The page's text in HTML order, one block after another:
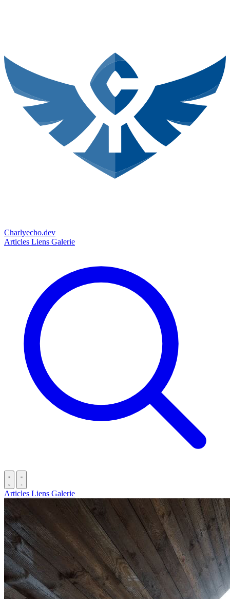
Charlyecho.dev
Articles Liens Galerie
Articles Liens Galerie